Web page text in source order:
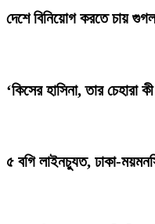
দেশে বিনিয়োগ করতে চায়
‘কিসের হাসিনা, তার চেহারা
৫ বগি লাইনচ্যুত, ঢাকা-